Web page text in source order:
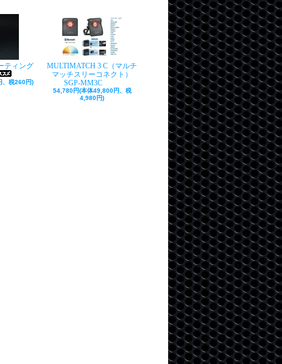
ティング
、税260円)
MULTIMATCH 3 C（マルチ
マッチスリーコネクト）
SGP-MM3C
54,780円(本体49,800円、税
4,980円)